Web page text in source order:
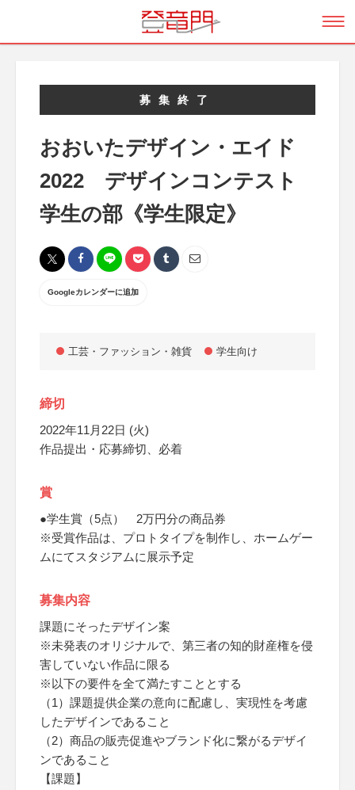
募集終了
おおいたデザイン・エイド
2022 デザインコンテスト
学生の部《学生限定》
Googleカレンダーに追加
工芸・ファッション・雑貨 学生向け
締切
2022年11月22日 (火)
作品提出・応募締切、必着
賞
●学生賞（5点） 2万円分の商品券
※受賞作品は、プロトタイプを制作し、ホームゲー
ムにてスタジアムに展示予定
募集内容
課題にそったデザイン案
※未発表のオリジナルで、第三者の知的財産権を侵
害していない作品に限る
※以下の要件を全て満たすこととする
（1）課題提供企業の意向に配慮し、実現性を考慮
したデザインであること
（2）商品の販売促進やブランド化に繋がるデザイ
ンであること
【課題】